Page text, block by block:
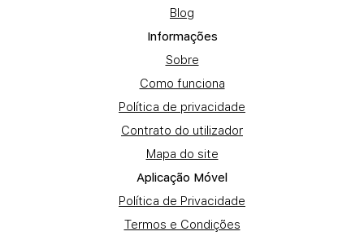
Blog
Informações
Sobre
Como funciona
Política de privacidade
Contrato do utilizador
Mapa do site
Aplicação Móvel
Política de Privacidade
Termos e Condições